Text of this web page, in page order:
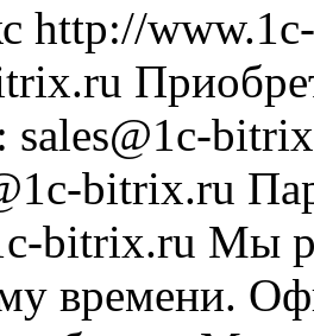
http://
: sales@1c-
bitrix.ru
bitrix.ru Мы
времени.